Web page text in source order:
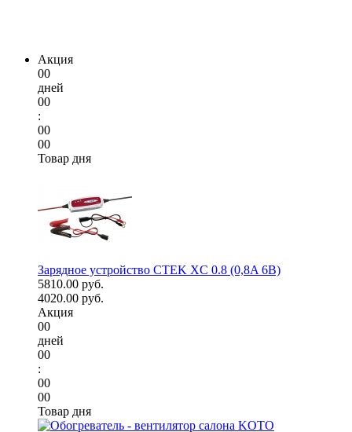
Акция
00
дней
00
:
00
00
Товар дня
Зарядное устройство CTEK XC 0.8 (0,8A 6В)
5810.00 руб.
4020.00 руб.
Акция
00
дней
00
:
00
00
Товар дня